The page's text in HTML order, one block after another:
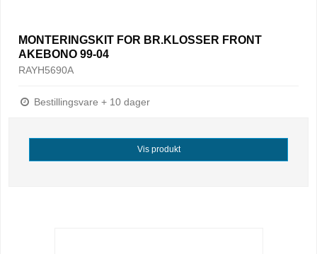
MONTERINGSKIT FOR BR.KLOSSER FRONT
AKEBONO 99-04
RAYH5690A
Bestillingsvare + 10 dager
Vis produkt